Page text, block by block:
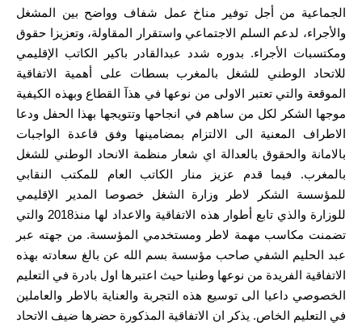
الجماعية من أجل توفير مناخ عمل شفاف وواضح بين المشغل
والأجراء، لدعم السلم الاجتماعي واستقرار المقاولة، وتعزيزا حقوق
ومكتسبات الأجراء. بدوره شدد عبدالقادر باكير الكاتب الإقليمي
للاتحاد الوطني للشغل بالمغرب بسطات على أهمية الاتفاقية
الموقعة والتي تعتبر الاولى من نوعها في هذآ القطاع وبهذه الكيفية
موجها الشكر لكل من ساهم في انجاحها وتتويجها بهذا الحفل ودعا
الاطراف المعنية الى الالتزام بمضامينها وفق قاعدة الواجبات
بالامانة والحقوق بالعدالة اي شعار منظمة الانحاد الوطني للشغل
بالمغرب. فيما قدم عزيز منار الكاتب العام للمكتب النقابي
للمؤسسة الشكر لاطر وزارة الشغل خصوصا المدير الإقليمي
للوزارة والذي تابع أطوار هذه الاتفاقية والاعداد لها منذ2018 والتي
تضمنت مكاسب مهمة لاطر ومستخدمي المؤسسة. من جهته عبر
عبد الحليم الشفي صاحب مؤسسة بسم الله عن بالغ سعادته بهذه
الاتفاقية الفريدة من نوعها وطنيا حيث اعتبرها اول بادرة في التعليم
الخصوصي داعيا الى توسيع هذه التجربة والعناية بالاطر والعاملين
في التعليم الخاص. يذكر ان الاتفاقية المذكورة حضرها ضيف الاتحاد